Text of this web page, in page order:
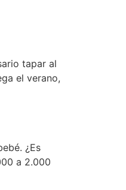
tapar al
el verano,
¿Es
a 2.000